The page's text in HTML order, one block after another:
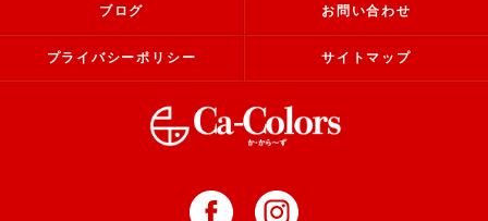
ブログ お問い合わせ
プライバシーポリシー サイトマップ